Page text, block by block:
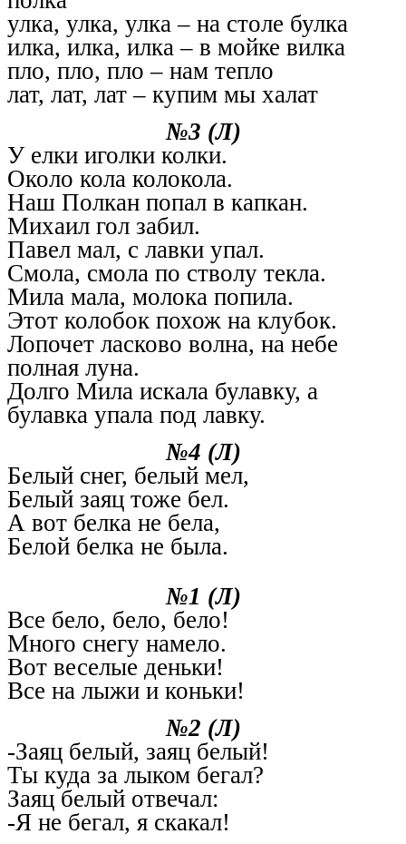
улка, улка, улка – на столе булка
илка, илка, илка – в мойке вилка
пло, пло, пло – нам тепло
лат, лат, лат – купим мы халат
№3 (Л)
У елки иголки колки.
Около кола колокола.
Наш Полкан попал в капкан.
Михаил гол забил.
Павел мал, с лавки упал.
Смола, смола по стволу текла.
Мила мала, молока попила.
Этот колобок похож на клубок.
Лопочет ласково волна, на небе
полная луна.
Долго Мила искала булавку, а
булавка упала под лавку.
№4 (Л)
Белый снег, белый мел,
Белый заяц тоже бел.
А вот белка не бела,
Белой белка не была.
№1 (Л)
Все бело, бело, бело!
Много снегу намело.
Вот веселые деньки!
Все на лыжи и коньки!
№2 (Л)
-Заяц белый, заяц белый!
Ты куда за лыком бегал?
Заяц белый отвечал:
-Я не бегал, я скакал!